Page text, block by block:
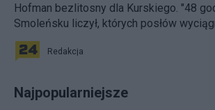
Hofman bezlitosny dla Kurskiego. "48
Smoleńsku liczył, których posłów
Redakcja
Najpopularniejsze